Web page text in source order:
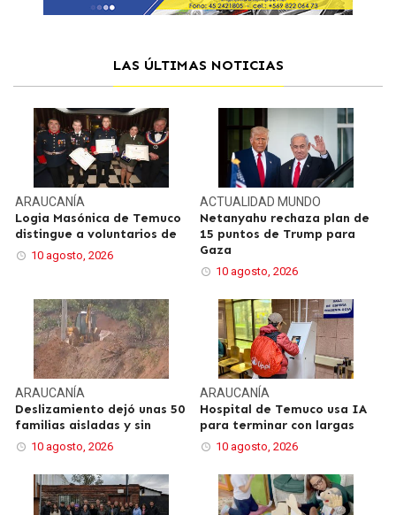
LAS ÚLTIMAS NOTICIAS
ARAUCANÍA
Logia Masónica de Temuco
distingue a voluntarios de
10 agosto, 2026
ACTUALIDAD MUNDO
Netanyahu rechaza plan de
15 puntos de Trump para
Gaza
10 agosto, 2026
ARAUCANÍA
Deslizamiento dejó unas 50
familias aisladas y sin
10 agosto, 2026
ARAUCANÍA
Hospital de Temuco usa IA
para terminar con largas
10 agosto, 2026